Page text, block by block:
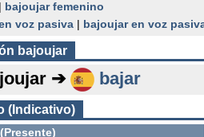
bajoujar femenino
voz pasiva | bajoujar en voz
bajoujar
➔ bajar
(Indicativo)